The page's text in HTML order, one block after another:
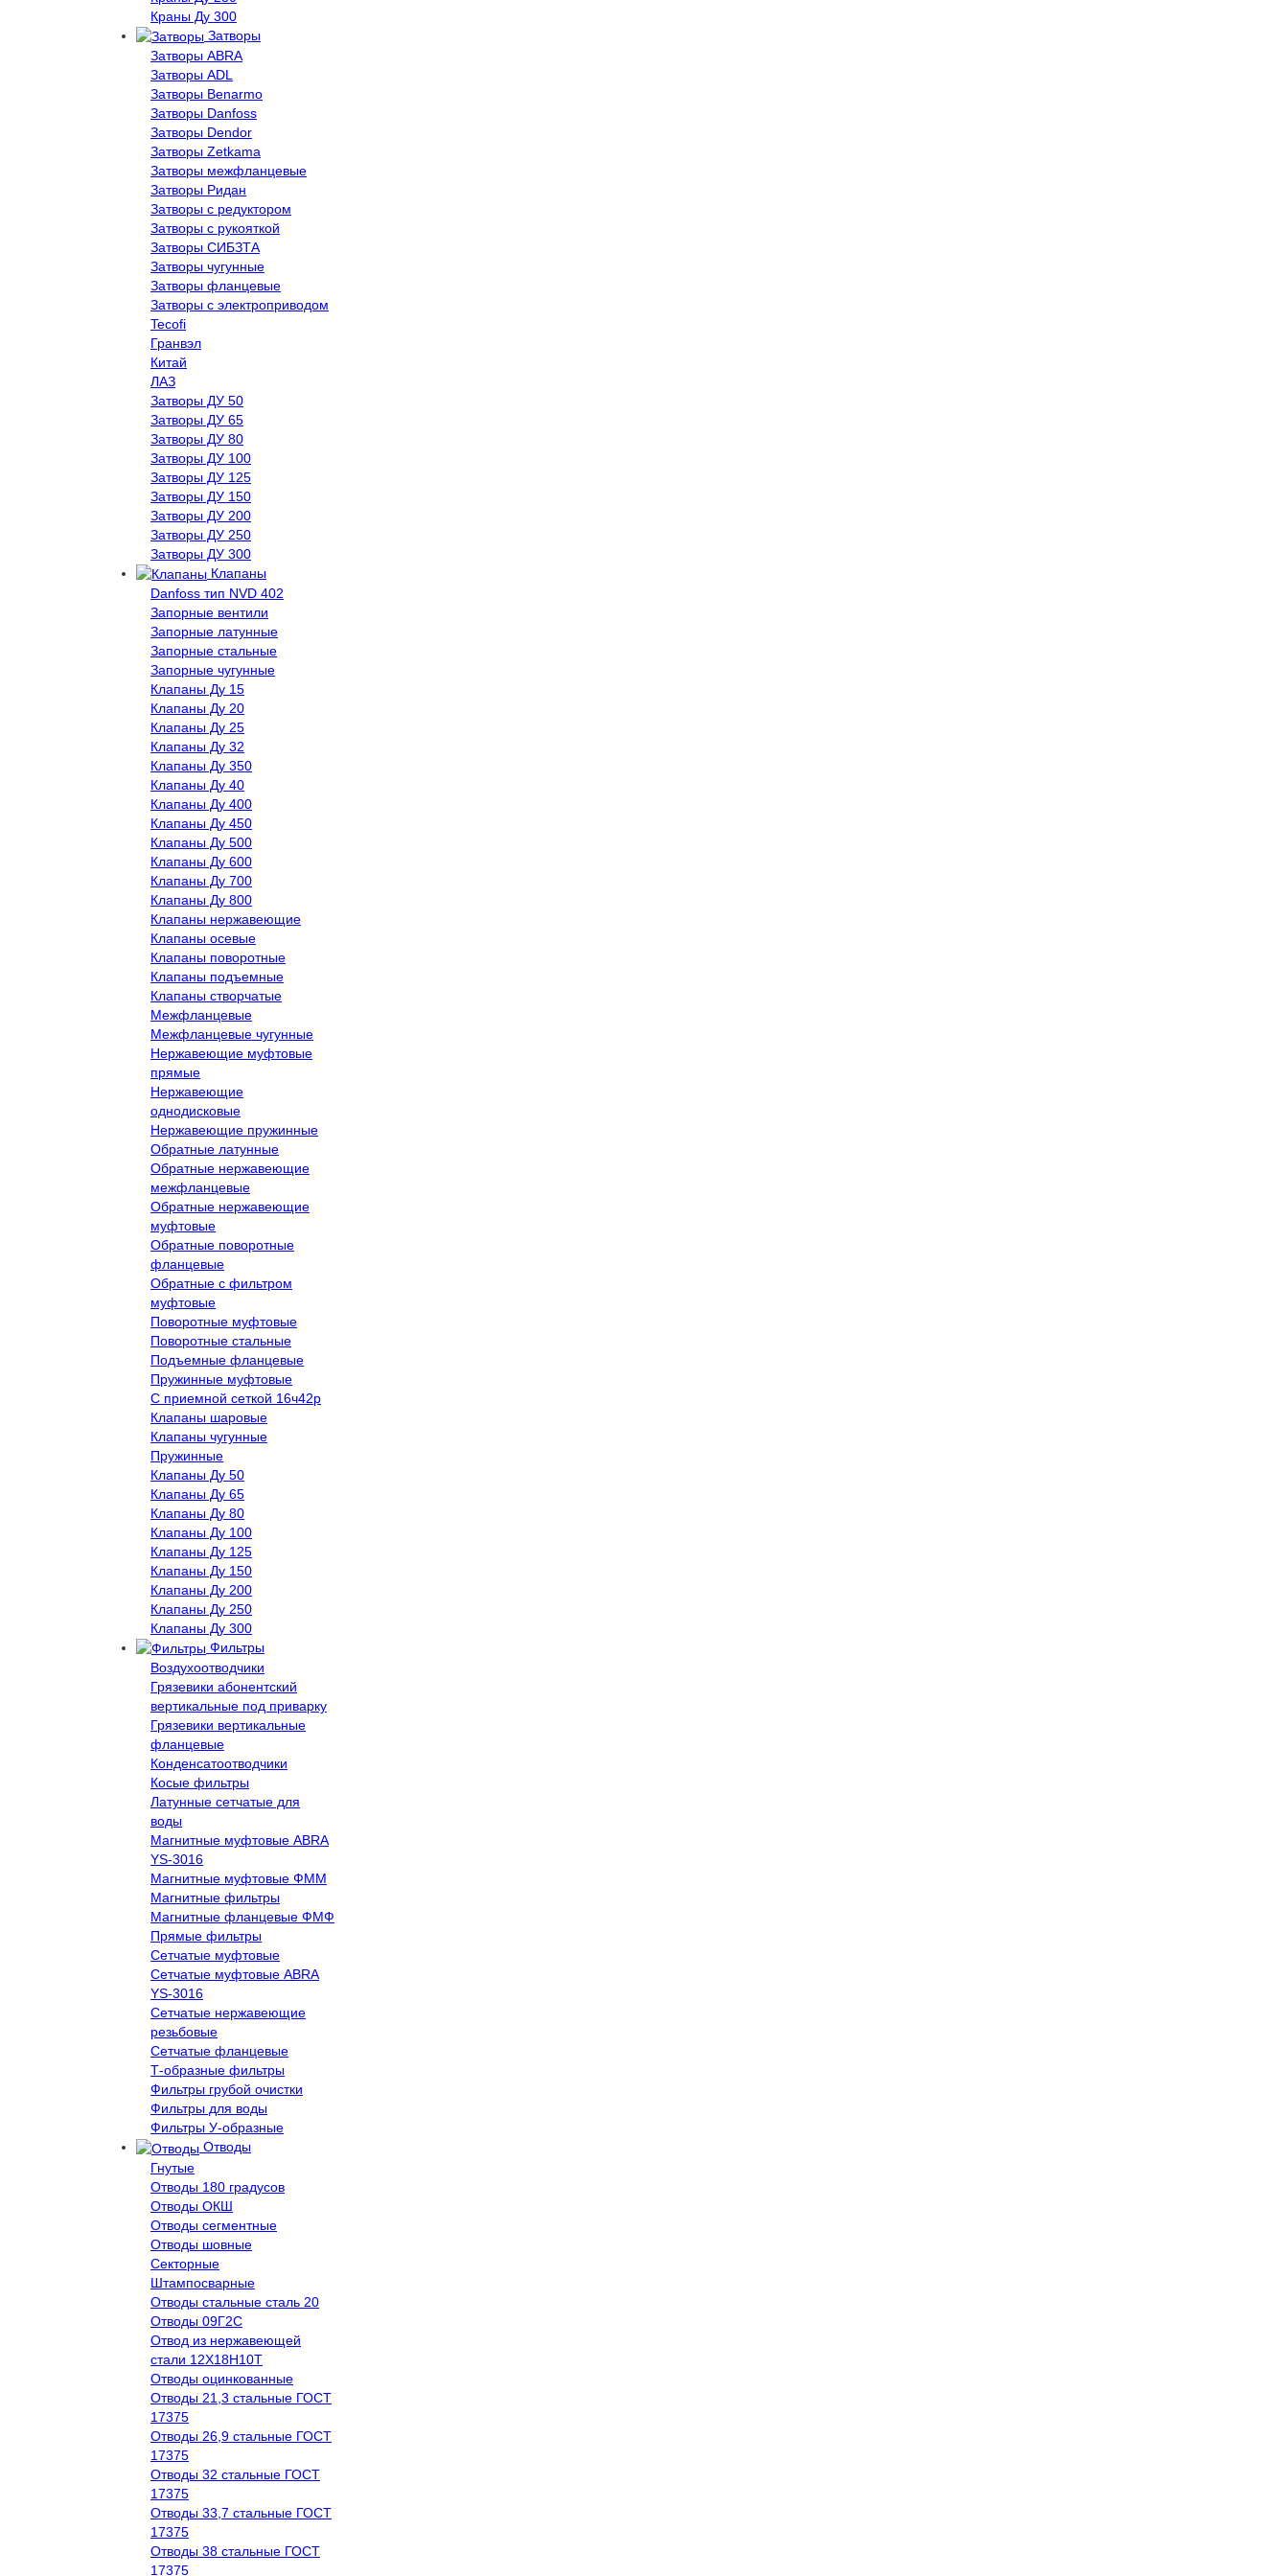
Краны Ду 300
Затворы
Затворы ABRA
Затворы ADL
Затворы Benarmo
Затворы Danfoss
Затворы Dendor
Затворы Zetkama
Затворы межфланцевые
Затворы Ридан
Затворы с редуктором
Затворы с рукояткой
Затворы СИБЗТА
Затворы чугунные
Затворы фланцевые
Затворы с электроприводом
Tecofi
Гранвэл
Китай
ЛАЗ
Затворы ДУ 50
Затворы ДУ 65
Затворы ДУ 80
Затворы ДУ 100
Затворы ДУ 125
Затворы ДУ 150
Затворы ДУ 200
Затворы ДУ 250
Затворы ДУ 300
Клапаны
Danfoss тип NVD 402
Запорные вентили
Запорные латунные
Запорные стальные
Запорные чугунные
Клапаны Ду 15
Клапаны Ду 20
Клапаны Ду 25
Клапаны Ду 32
Клапаны Ду 350
Клапаны Ду 40
Клапаны Ду 400
Клапаны Ду 450
Клапаны Ду 500
Клапаны Ду 600
Клапаны Ду 700
Клапаны Ду 800
Клапаны нержавеющие
Клапаны осевые
Клапаны поворотные
Клапаны подъемные
Клапаны створчатые
Межфланцевые
Межфланцевые чугунные
Нержавеющие муфтовые
прямые
Нержавеющие
однодисковые
Нержавеющие пружинные
Обратные латунные
Обратные нержавеющие
межфланцевые
Обратные нержавеющие
муфтовые
Обратные поворотные
фланцевые
Обратные с фильтром
муфтовые
Поворотные муфтовые
Поворотные стальные
Подъемные фланцевые
Пружинные муфтовые
С приемной сеткой 16ч42р
Клапаны шаровые
Клапаны чугунные
Пружинные
Клапаны Ду 50
Клапаны Ду 65
Клапаны Ду 80
Клапаны Ду 100
Клапаны Ду 125
Клапаны Ду 150
Клапаны Ду 200
Клапаны Ду 250
Клапаны Ду 300
Фильтры
Воздухоотводчики
Грязевики абонентский
вертикальные под приварку
Грязевики вертикальные
фланцевые
Конденсатоотводчики
Косые фильтры
Латунные сетчатые для
воды
Магнитные муфтовые ABRA
YS-3016
Магнитные муфтовые ФММ
Магнитные фильтры
Магнитные фланцевые ФМФ
Прямые фильтры
Сетчатые муфтовые
Сетчатые муфтовые ABRA
YS-3016
Сетчатые нержавеющие
резьбовые
Сетчатые фланцевые
Т-образные фильтры
Фильтры грубой очистки
Фильтры для воды
Фильтры У-образные
Отводы
Гнутые
Отводы 180 градусов
Отводы ОКШ
Отводы сегментные
Отводы шовные
Секторные
Штампосварные
Отводы стальные сталь 20
Отводы 09Г2С
Отвод из нержавеющей
стали 12Х18Н10Т
Отводы оцинкованные
Отводы 21,3 стальные ГОСТ
17375
Отводы 26,9 стальные ГОСТ
17375
Отводы 32 стальные ГОСТ
17375
Отводы 33,7 стальные ГОСТ
17375
Отводы 38 стальные ГОСТ
17375